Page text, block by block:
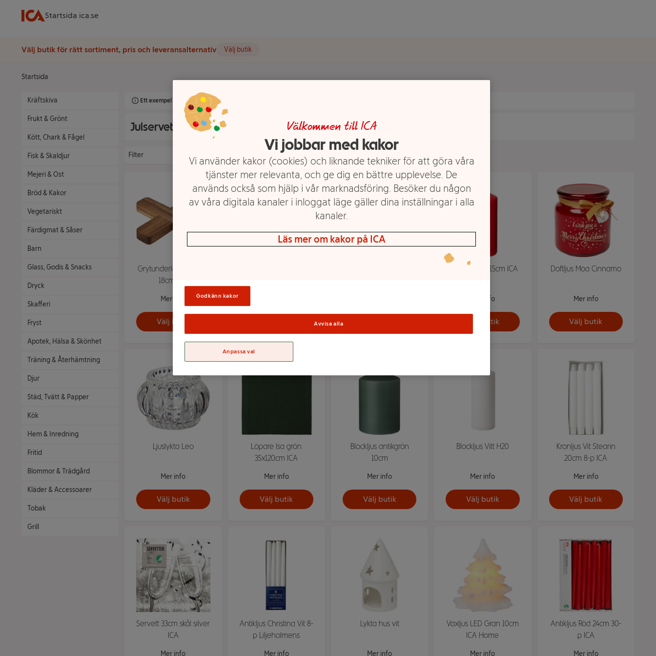
Startsida ica.se
Välj butik för rätt sortiment, pris och leveransalternativ Välj butik
Startsida
Kräftskiva
Frukt & Grönt
Kött, Chark & Fågel
Fisk & Skaldjur
Mejeri & Ost
Bröd & Kakor
Vegetariskt
Färdigmat & Såser
Barn
Glass, Godis & Snacks
Dryck
Skafferi
Fryst
Apotek, Hälsa & Skönhet
Träning & Återhämtning
Djur
Städ, Tvätt & Papper
Kök
Hem & Inredning
Fritid
Blommor & Trädgård
Kläder & Accessoarer
Tobak
Grill
Ett exempel på onlinesortiment visas.
Julservetter, Ljus & Juldukning
Filter
Grytunderlägg Akacia
18cm ICA
Mer info
Välj butik
40cm ICA
Blockljus Röd 15cm ICA
Mer info
Välj butik
Doftljus Moa Cinnamo
Mer info
Välj butik
Ljuslykta Leo
Mer info
Välj butik
Löpare Isa grön
35x120cm ICA
Mer info
Välj butik
Blockljus antikgrön
10cm
Mer info
Välj butik
Blockljus Vitt H20
Mer info
Välj butik
Kronljus Vit Stearin
20cm 8-p ICA
Mer info
Välj butik
Servett 33cm skål silver
ICA
Mer info
Antikljus Christina Vit 8-
p Liljeholmens
Mer info
Lykta hus vit
Mer info
Vaxljus LED Gran 10cm
ICA Home
Mer info
Antikljus Röd 24cm 30-
p ICA
Mer info
Välkommen till ICA
Vi jobbar med kakor
Vi använder kakor (cookies) och liknande tekniker för att göra våra
tjänster mer relevanta, och ge dig en bättre upplevelse. De
används också som hjälp i vår marknadsföring. Besöker du någon
av våra digitala kanaler i inloggat läge gäller dina inställningar i alla
kanaler.
Läs mer om kakor på ICA
Godkänn kakor
Avvisa alla
Anpassa val